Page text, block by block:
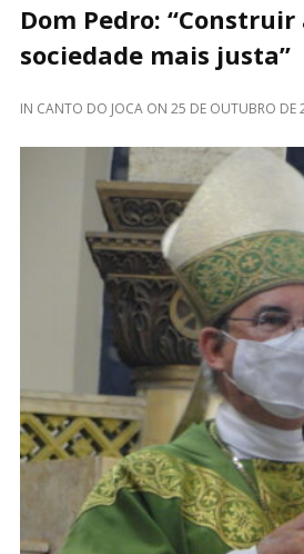
Dom Pedro:
sociedade mais justa”
IN CANTO DO JOCA ON 25 DE OUTUBRO DE